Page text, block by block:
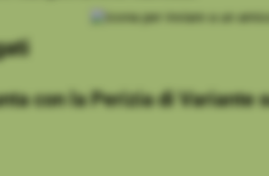
con la Perizia di Variante